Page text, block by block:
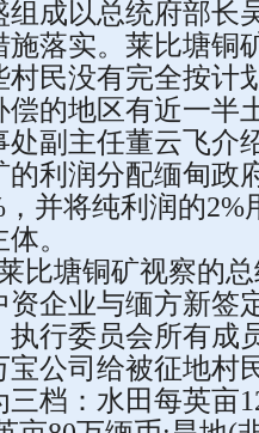
组成以总统府部长
落实。莱比塘铜
民没有完全按计
偿的地区有近一半
副主任董云飞介
利润分配缅甸政
并将纯利润的
。
塘铜矿视察的总
企业与缅方新签
行委员会所有成
公司给被征地村
档：水田每英亩